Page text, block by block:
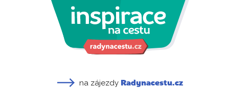
na zájezdy Radynacestu.cz